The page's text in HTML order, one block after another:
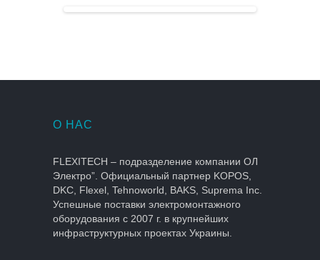
О НАС
FLEXITECH – подразделение компании ОЛ
Электро”. Официальный партнер KOPOS,
DKC, Flexel, Tehnoworld, BAKS, Suprema Inc.
Успешные поставки электромонтажного
оборудования с 2007 г. в крупнейших
инфраструктурных проектах Украины.